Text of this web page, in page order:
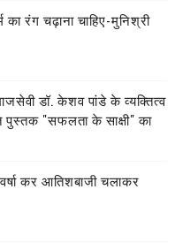
रंग चढ़ाना चाहिए-मुनिश्री
डॉ. केशव पांडे के व्यक्तित्व
पुस्तक "सफलता के साक्षी" का
कर आतिशबाजी चलाकर